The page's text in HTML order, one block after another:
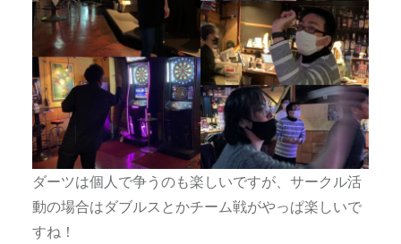
ダーツは個人で争うのも楽しいですが、サークル活
動の場合はダブルスとかチーム戦がやっぱ楽しいで
すね！